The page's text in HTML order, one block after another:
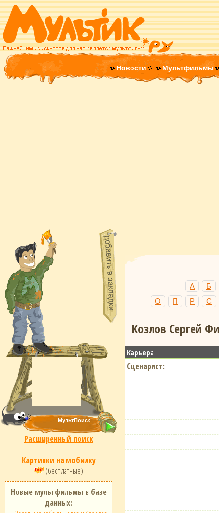
Новости Мультфильмы
Расширенный поиск
Картинки на мобилку
(бесплатные)
Новые мультфильмы в базе
данных:
А
Б
О
П Р С
Козлов Сергей
Карьера
Сценарист: